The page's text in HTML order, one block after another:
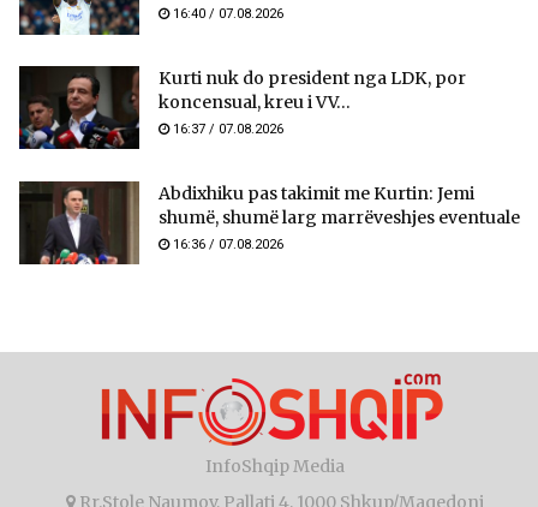
16:40 / 07.08.2026
Kurti nuk do president nga LDK, por
koncensual, kreu i VV...
16:37 / 07.08.2026
Abdixhiku pas takimit me Kurtin: Jemi
shumë, shumë larg marrëveshjes eventuale
16:36 / 07.08.2026
InfoShqip Media
Rr.Stole Naumov, Pallati 4, 1000 Shkup/Maqedoni